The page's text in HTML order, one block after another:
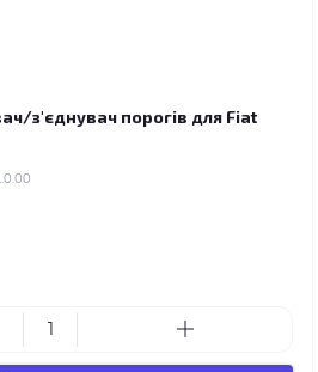
з'єднувач порогів для Fiat